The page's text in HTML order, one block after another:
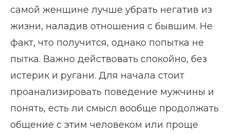
самой женщине лучше убрать негатив из
жизни, наладив отношения с бывшим. Не
факт, что получится, однако попытка не
пытка. Важно действовать спокойно, без
истерик и ругани. Для начала стоит
проанализировать поведение мужчины и
понять, есть ли смысл вообще продолжать
общение с этим человеком или проще